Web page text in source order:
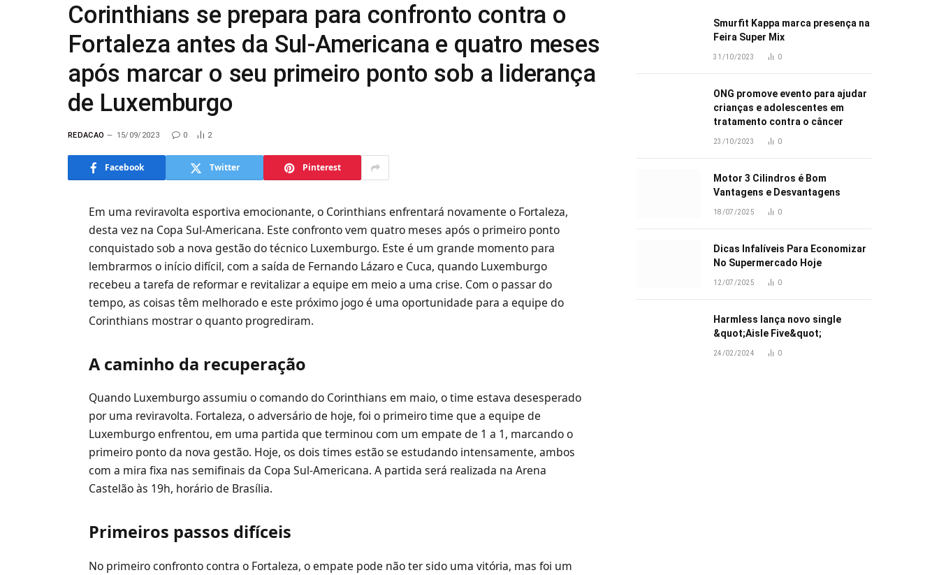
Corinthians se prepara para confronto contra o
Fortaleza antes da Sul-Americana e quatro meses
após marcar o seu primeiro ponto sob a liderança
de Luxemburgo
REDACAO 15/09/2023 0 2
Facebook Twitter Pinterest
Em uma reviravolta esportiva emocionante, o Corinthians enfrentará novamente o Fortaleza,
desta vez na Copa Sul-Americana. Este confronto vem quatro meses após o primeiro ponto
conquistado sob a nova gestão do técnico Luxemburgo. Este é um grande momento para
lembrarmos o início difícil, com a saída de Fernando Lázaro e Cuca, quando Luxemburgo
recebeu a tarefa de reformar e revitalizar a equipe em meio a uma crise. Com o passar do
tempo, as coisas têm melhorado e este próximo jogo é uma oportunidade para a equipe do
Corinthians mostrar o quanto progrediram.
A caminho da recuperação
Quando Luxemburgo assumiu o comando do Corinthians em maio, o time estava desesperado
por uma reviravolta. Fortaleza, o adversário de hoje, foi o primeiro time que a equipe de
Luxemburgo enfrentou, em uma partida que terminou com um empate de 1 a 1, marcando o
primeiro ponto da nova gestão. Hoje, os dois times estão se estudando intensamente, ambos
com a mira fixa nas semifinais da Copa Sul-Americana. A partida será realizada na Arena
Castelão às 19h, horário de Brasília.
Primeiros passos difíceis
No primeiro confronto contra o Fortaleza, o empate pode não ter sido uma vitória, mas foi um
Smurfit Kappa marca presença na
Feira Super Mix
31/10/2023 0
ONG promove evento para ajudar
crianças e adolescentes em
tratamento contra o câncer
23/10/2023 0
Motor 3 Cilindros é Bom
Vantagens e Desvantagens
18/07/2025 0
Dicas Infalíveis Para Economizar
No Supermercado Hoje
12/07/2025 0
Harmless lança novo single
&quot;Aisle Five&quot;
24/02/2024 0